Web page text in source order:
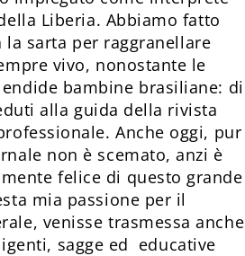
Liberia. Abbiamo fatto
sarta per raggranellare
vivo, nonostante le
bambine brasiliane: di
alla guida della rivista
Anche oggi, pur
non è scemato, anzi è
felice di questo grande
mia passione per il
venisse trasmessa anche
sagge ed educative